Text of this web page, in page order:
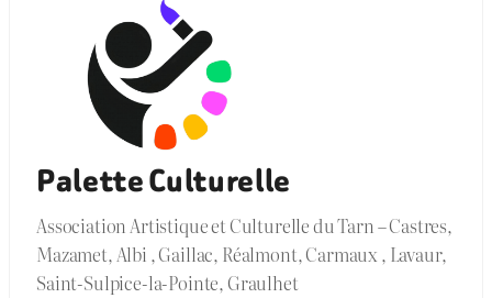
Palette Culturelle
Association Artistique et Culturelle du Tarn – Castres,
Mazamet, Albi , Gaillac, Réalmont, Carmaux , Lavaur,
Saint-Sulpice-la-Pointe, Graulhet